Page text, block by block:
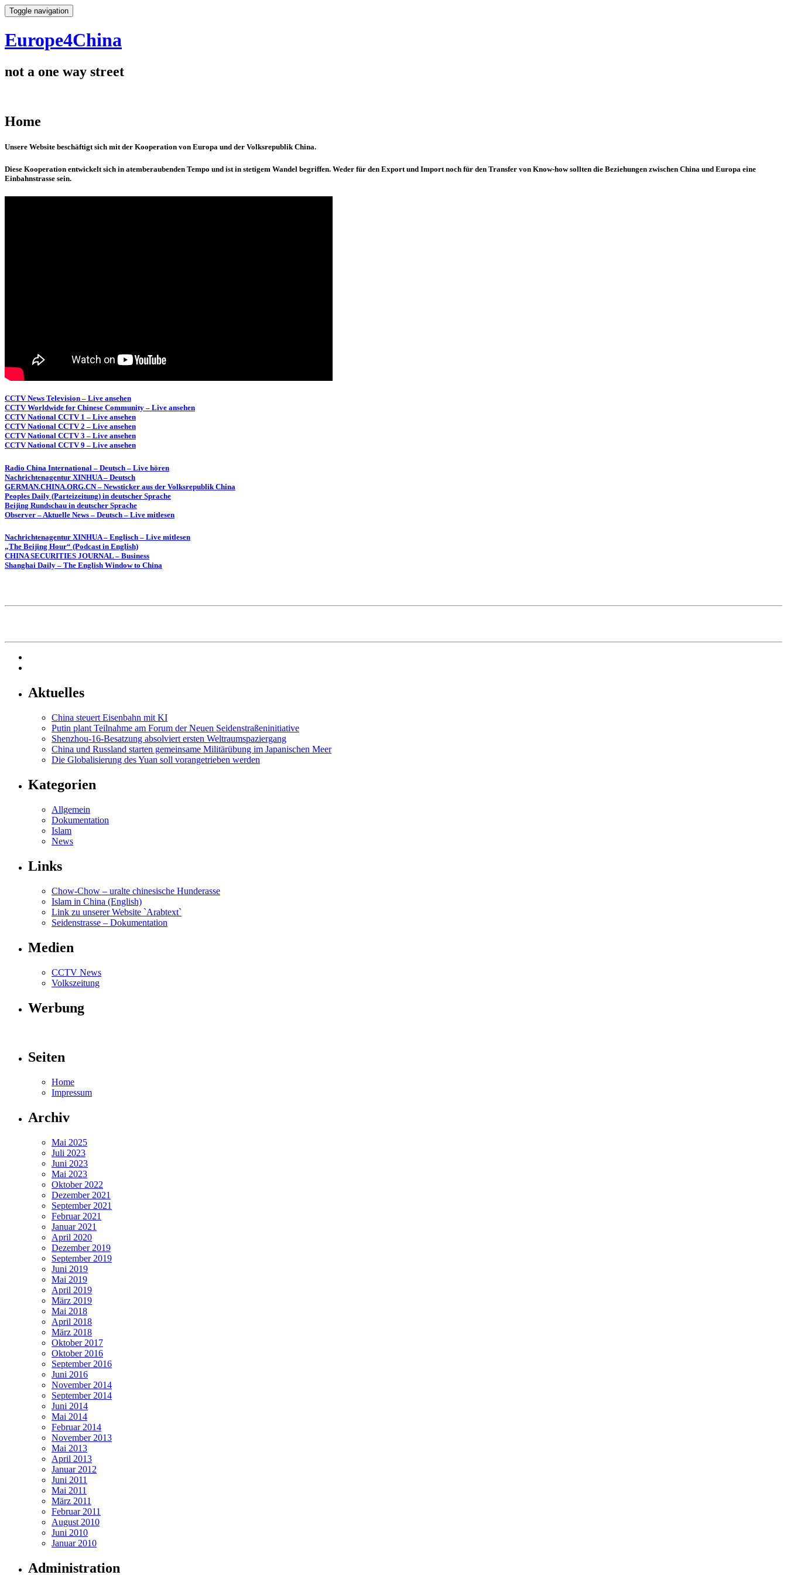
Toggle navigation
Europe4China
not a one way street
Home
Unsere Website beschäftigt sich mit der Kooperation von Europa und der Volksrepublik China.
Diese Kooperation entwickelt sich in atemberaubenden Tempo und ist in stetigem Wandel begriffen. Weder für den Export und Import noch für den Transfer von Know-how sollten die Beziehungen zwischen China und Europa eine
Einbahnstrasse sein.
CCTV News Television – Live ansehen
CCTV Worldwide for Chinese Community – Live ansehen
CCTV National CCTV 1 – Live ansehen
CCTV National CCTV 2 – Live ansehen
CCTV National CCTV 3 – Live ansehen
CCTV National CCTV 9 – Live ansehen
Radio China International – Deutsch – Live hören
Nachrichtenagentur XINHUA – Deutsch
GERMAN.CHINA.ORG.CN – Newsticker aus der Volksrepublik China
Peoples Daily (Parteizeitung) in deutscher Sprache
Beijing Rundschau in deutscher Sprache
Observer – Aktuelle News – Deutsch – Live mitlesen
Nachrichtenagentur XINHUA – Englisch – Live mitlesen
„The Beijing Hour“ (Podcast in English)
CHINA SECURITIES JOURNAL – Business
Shanghai Daily – The English Window to China
Aktuelles
China steuert Eisenbahn mit KI
​Putin plant Teilnahme am Forum der Neuen Seidenstraßeninitiative
Shenzhou-16-Besatzung absolviert ersten Weltraumspaziergang
China und Russland starten gemeinsame Militärübung im Japanischen Meer
Die Globalisierung des Yuan soll vorangetrieben werden
Kategorien
Allgemein
Dokumentation
Islam
News
Links
Chow-Chow – uralte chinesische Hunderasse
Islam in China (English)
Link zu unserer Website `Arabtext`
Seidenstrasse – Dokumentation
Medien
CCTV News
Volkszeitung
Werbung
Seiten
Home
Impressum
Archiv
Mai 2025
Juli 2023
Juni 2023
Mai 2023
Oktober 2022
Dezember 2021
September 2021
Februar 2021
Januar 2021
April 2020
Dezember 2019
September 2019
Juni 2019
Mai 2019
April 2019
März 2019
Mai 2018
April 2018
März 2018
Oktober 2017
Oktober 2016
September 2016
Juni 2016
November 2014
September 2014
Juni 2014
Mai 2014
Februar 2014
November 2013
Mai 2013
April 2013
Januar 2012
Juni 2011
Mai 2011
März 2011
Februar 2011
August 2010
Juni 2010
Januar 2010
Administration